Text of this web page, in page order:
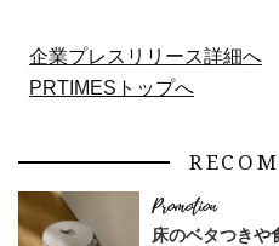
企業プレスリリース詳細へ
PRTIMESトップへ
床のベタつきや